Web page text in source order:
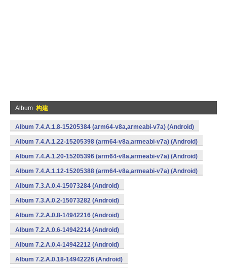
Album 构建
Album 7.4.A.1.8-15205384 (arm64-v8a,armeabi-v7a) (Android)
Album 7.4.A.1.22-15205398 (arm64-v8a,armeabi-v7a) (Android)
Album 7.4.A.1.20-15205396 (arm64-v8a,armeabi-v7a) (Android)
Album 7.4.A.1.12-15205388 (arm64-v8a,armeabi-v7a) (Android)
Album 7.3.A.0.4-15073284 (Android)
Album 7.3.A.0.2-15073282 (Android)
Album 7.2.A.0.8-14942216 (Android)
Album 7.2.A.0.6-14942214 (Android)
Album 7.2.A.0.4-14942212 (Android)
Album 7.2.A.0.18-14942226 (Android)